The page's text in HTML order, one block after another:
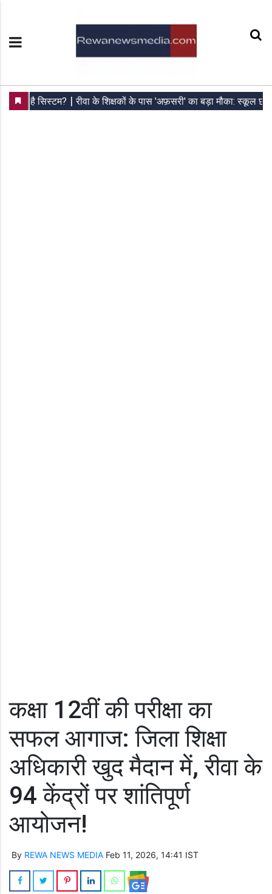
कक्षा 12वीं की परीक्षा का
सफल आगाज: जिला शिक्षा
अधिकारी खुद मैदान में, रीवा के
94 केंद्रों पर शांतिपूर्ण
आयोजन!
By REWA NEWS MEDIA Feb 11, 2026, 14:41 IST